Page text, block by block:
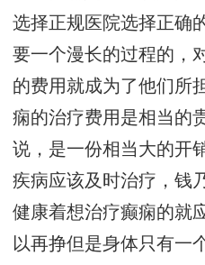
选择正规医院选择正确
要一个漫长的过程的，
的费用就成为了他们所
痫的治疗费用是相当的
说，是一份相当大的开
疾病应该及时治疗，钱
健康着想治疗癫痫的就
以再挣但是身体只有一